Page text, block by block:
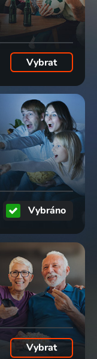
Vybrat
Vybráno
Vybrat